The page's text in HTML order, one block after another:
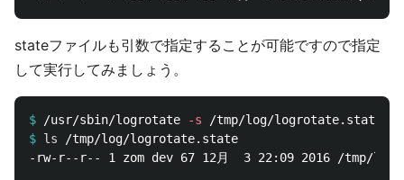
stateファイルも引数で指定することが可能ですので指定
して実行してみましょう。
$ /usr/sbin/logrotate
-s
$ ls
-rw-r--r-- 1 zom dev 67 12月  3 22:09 2016 /tmp/